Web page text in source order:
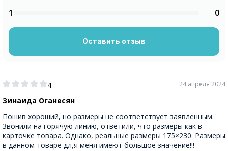
4
Зинаида Оганесян
24 апреля 2024
Пошив хороший, но размеры не соответствует заявленным.
Звонили на горячую линию, ответили, что размеры как в
карточке товара. Однако, реальные размеры 175×230. Размеры
в данном товаре дл,я меня имеют большое значение!!!
1
0
Оставить отзыв